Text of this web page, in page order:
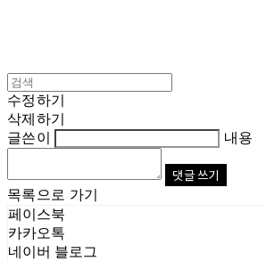
수정하기
삭제하기
글쓴이
내용
댓글 쓰기
목록으로 가기
페이스북
카카오톡
네이버 블로그